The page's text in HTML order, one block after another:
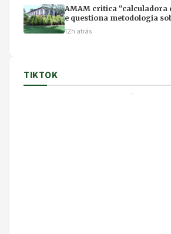
AMAM critica “calculadora
e questiona metodologia
magistratura
12h atrás
TIKTOK